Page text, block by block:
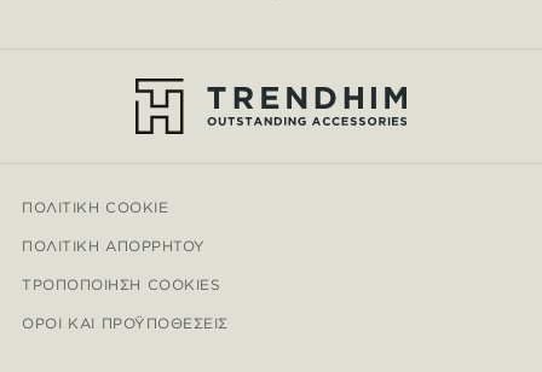
ΠΟΛΙΤΙΚΉ COOKIE
ΠΟΛΙΤΙΚΉ ΑΠΟΡΡΉΤΟΥ
ΤΡΟΠΟΠΟΊΗΣΗ COOKIES
ΌΡΟΙ ΚΑΙ ΠΡΟΫΠΟΘΈΣΕΙΣ